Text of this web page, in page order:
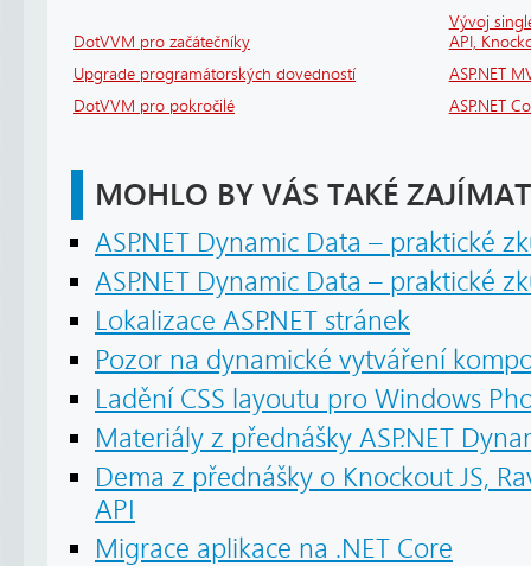
DotVVM pro začátečníky
Vývoj
API,
Upgrade programátorských dovedností
ASP.NET
DotVVM pro pokročilé
ASP.NET
MOHLO BY VÁS TAKÉ ZAJÍMAT
ASP.NET Dynamic Data – praktické
ASP.NET Dynamic Data – praktické
Lokalizace ASP.NET stránek
Pozor na dynamické vytváření
Ladění CSS layoutu pro Windows
Materiály z přednášky ASP.NET
Dema z přednášky o Knockout JS,
API
Migrace aplikace na .NET Core